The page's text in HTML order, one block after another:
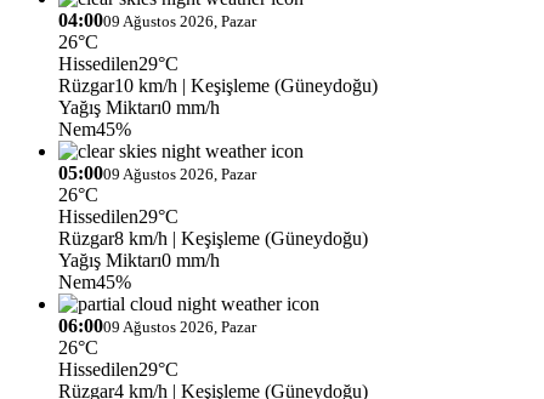
04:0009 Ağustos 2026, Pazar
26°C
Hissedilen29°C
Rüzgar10 km/h | Keşişleme (Güneydoğu)
Yağış Miktarı0 mm/h
Nem45%
05:0009 Ağustos 2026, Pazar
26°C
Hissedilen29°C
Rüzgar8 km/h | Keşişleme (Güneydoğu)
Yağış Miktarı0 mm/h
Nem45%
06:0009 Ağustos 2026, Pazar
26°C
Hissedilen29°C
Rüzgar4 km/h | Keşişleme (Güneydoğu)